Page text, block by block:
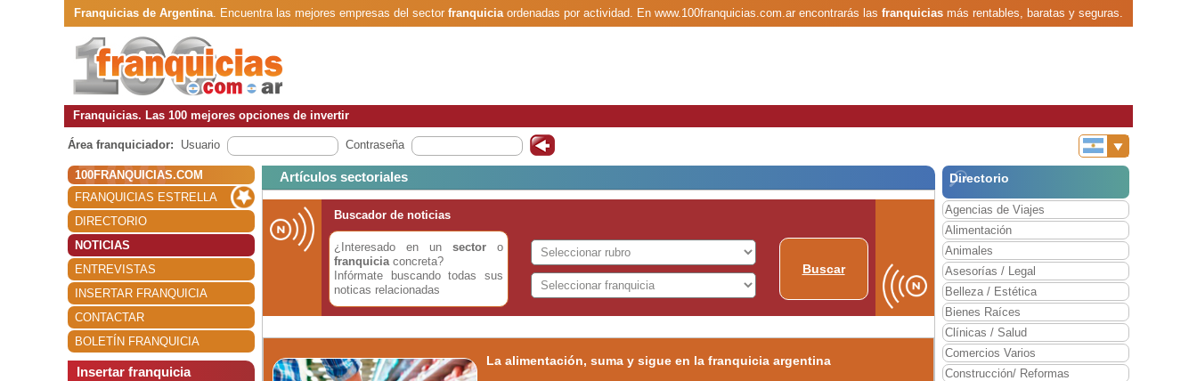
Franquicias de Argentina. Encuentra las mejores empresas del sector franquiciaordenadas por actividad. En www.100franquicias.com.ar encontrarás las franquicias más rentables, baratas y seguras.
Franquicias. Las 100 mejores opciones de invertir
Área franquiciador: Usuario Contraseña
100FRANQUICIAS.COM
FRANQUICIAS ESTRELLA
DIRECTORIO
NOTICIAS
ENTREVISTAS
INSERTAR FRANQUICIA
CONTACTAR
BOLETÍN FRANQUICIA
Insertar franquicia
Artículos sectoriales
Buscador de noticias
¿Interesado en un sector o
franquiciaconcreta?
Infórmate buscando todas sus
noticas relacionadas
Buscar
La alimentación, suma y sigue en la franquicia argentina
Directorio
Agencias de Viajes
Alimentación
Animales
Asesorías / Legal
Belleza / Estética
Bienes Raíces
Clínicas / Salud
Comercios Varios
Construcción/ Reformas